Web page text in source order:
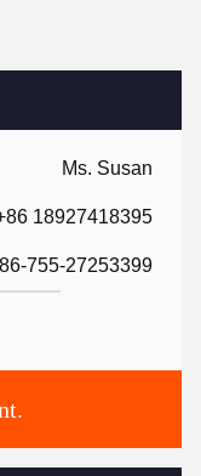
Ms. Susan
18927418395
86-755-27253399